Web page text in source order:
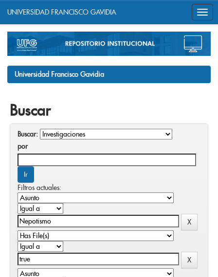
navigation
UNIVERSIDAD FRANCISCO GAVIDIA
Universidad Francisco Gavidia
Buscar
Buscar:
por
Filtros actuales: